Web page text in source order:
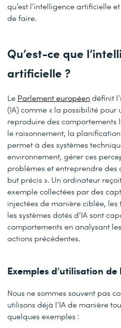
qu’est l’intelligence artificielle
de faire.
Qu’est-ce que
artificielle ?
Le Parlement européen définit
(IA) comme « la possibilité pour
reproduire des comportements
le raisonnement, la planification
permet à des systèmes
environnement, gérer ces
problèmes et entreprendre des
but précis ». Un ordinateur
exemple collectées par des
injectées de manière ciblée,
les systèmes dotés d’IA sont
comportements en analysant
actions précédentes.
Exemples d’utilisation
Nous ne sommes souvent pas
utilisons déjà l’IA de manière
quelques exemples :